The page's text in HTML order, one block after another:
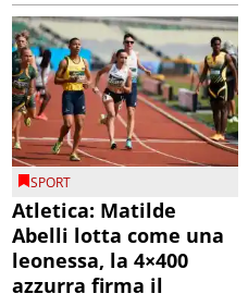
SPORT
Atletica: Matilde
Abelli lotta come una
leonessa, la 4×400
azzurra firma il